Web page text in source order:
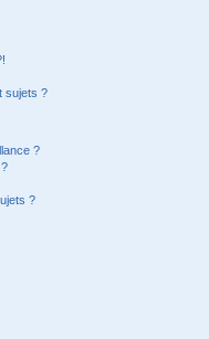
sujets ?
?
?